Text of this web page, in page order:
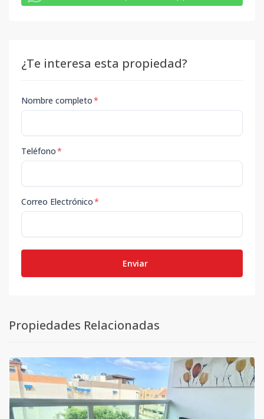
¿Te interesa esta propiedad?
Nombre completo*
Teléfono*
Correo Electrónico*
Enviar
Propiedades Relacionadas